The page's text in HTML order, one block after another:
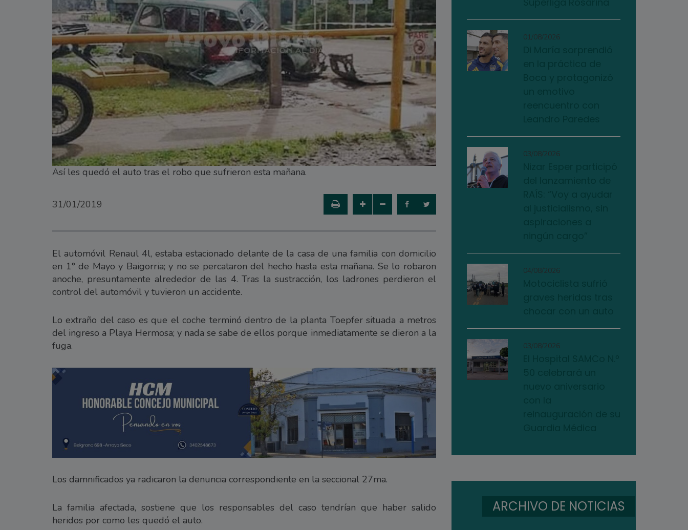
Así les quedó el auto tras el robo que sufrieron esta mañana.
31/01/2019
El automóvil Renaul 4l, estaba estacionado delante de la casa de una familia con domicilio
en 1° de Mayo y Baigorria; y no se percataron del hecho hasta esta mañana. Se lo robaron
anoche, presuntamente alrededor de las 4. Tras la sustracción, los ladrones perdieron el
control del automóvil y tuvieron un accidente.
Lo extraño del caso es que el coche terminó dentro de la planta Toepfer situada a metros
del ingreso a Playa Hermosa; y nada se sabe de ellos porque inmediatamente se dieron a la
fuga.
Los damnificados ya radicaron la denuncia correspondiente en la seccional 27ma.
La familia afectada, sostiene que los responsables del caso tendrían que haber salido
heridos por como les quedó el auto.
01/08/2026
03/08/2026
04/08/2026
03/08/2026
ARCHIVO DE NOTICIAS